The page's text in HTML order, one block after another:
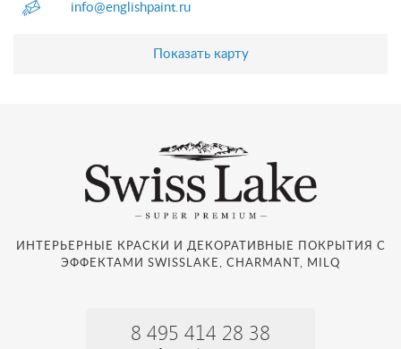
info@englishpaint.ru
Показать карту
ИНТЕРЬЕРНЫЕ КРАСКИ И ДЕКОРАТИВНЫЕ ПОКРЫТИЯ С
ЭФФЕКТАМИ SWISSLAKE, CHARMANT, MILQ
8 495 414 28 38